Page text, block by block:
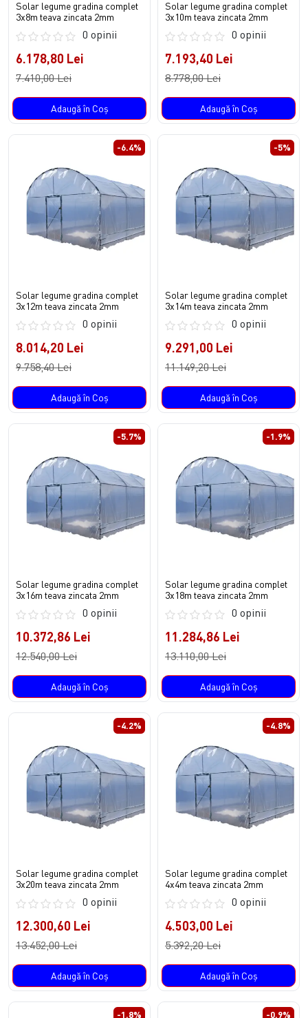
Solar legume gradina complet
3x8m teava zincata 2mm
0 opinii
6.178,80 Lei
7.410,00 Lei
Adaugă în Coş
Solar legume gradina complet
3x10m teava zincata 2mm
0 opinii
7.193,40 Lei
8.778,00 Lei
Adaugă în Coş
-6.4%
Solar legume gradina complet
3x12m teava zincata 2mm
0 opinii
8.014,20 Lei
9.758,40 Lei
Adaugă în Coş
-5%
Solar legume gradina complet
3x14m teava zincata 2mm
0 opinii
9.291,00 Lei
11.149,20 Lei
Adaugă în Coş
-5.7%
Solar legume gradina complet
3x16m teava zincata 2mm
0 opinii
10.372,86 Lei
12.540,00 Lei
Adaugă în Coş
-1.9%
Solar legume gradina complet
3x18m teava zincata 2mm
0 opinii
11.284,86 Lei
13.110,00 Lei
Adaugă în Coş
-4.2%
Solar legume gradina complet
3x20m teava zincata 2mm
0 opinii
12.300,60 Lei
13.452,00 Lei
Adaugă în Coş
-4.8%
Solar legume gradina complet
4x4m teava zincata 2mm
0 opinii
4.503,00 Lei
5.392,20 Lei
Adaugă în Coş
-1.8% -0.9%